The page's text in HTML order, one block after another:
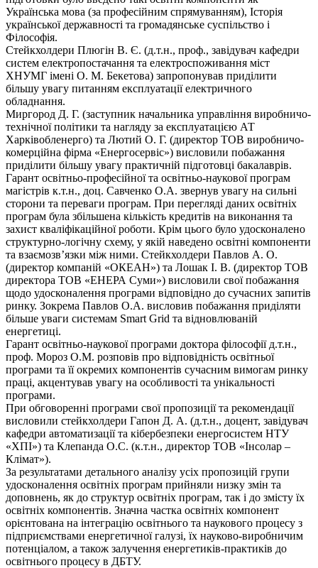
Українська мова (за професійним спрямуванням), Історія
української державності та громадянське суспільство і
Філософія.
Стейкхолдери Плюгін В. Є. (д.т.н., проф., завідувач кафедри
систем електропостачання та електроспоживання міст
ХНУМГ імені О. М. Бекетова) запропонував приділити
більшу увагу питанням експлуатації електричного
обладнання.
Миргород Д. Г. (заступник начальника управління виробничо-
технічної політики та нагляду за експлуатацією АТ
Харківобленерго) та Лютий О. Г. (директор ТОВ виробничо-
комерційна фірма «Енергосервіс») висловили побажання
приділити більшу увагу практичній підготовці бакалаврів.
Гарант освітньо-професійної та освітньо-наукової програм
магістрів к.т.н., доц. Савченко О.А. звернув увагу на сильні
сторони та переваги програм. При перегляді даних освітніх
програм була збільшена кількість кредитів на виконання та
захист кваліфікаційної роботи. Крім цього було удосконалено
структурно-логічну схему, у якій наведено освітні компоненти
та взаємозв’язки між ними. Стейкхолдери Павлов А. О.
(директор компаній «ОКЕАН») та Лошак І. В. (директор ТОВ
директора ТОВ «ЕНЕРА Суми») висловили свої побажання
щодо удосконалення програми відповідно до сучасних запитів
ринку. Зокрема Павлов О.А. висловив побажання приділяти
більше уваги системам Smart Grid та відновлюваній
енергетиці.
Гарант освітньо-наукової програми доктора філософії д.т.н.,
проф. Мороз О.М. розповів про відповідність освітньої
програми та її окремих компонентів сучасним вимогам ринку
праці, акцентував увагу на особливості та унікальності
програми.
При обговоренні програми свої пропозиції та рекомендації
висловили стейкхолдери Гапон Д. А. (д.т.н., доцент, завідувач
кафедри автоматизації та кібербезпеки енергосистем НТУ
«ХПІ») та Клепанда О.С. (к.т.н., директор ТОВ «Інсолар –
Клімат»).
За результатами детального аналізу усіх пропозицій групи
удосконалення освітніх програм прийняли низку змін та
доповнень, як до структур освітніх програм, так і до змісту їх
освітніх компонентів. Значна частка освітніх компонент
орієнтована на інтеграцію освітнього та наукового процесу з
підприємствами енергетичної галузі, їх науково-виробничим
потенціалом, а також залучення енергетиків-практиків до
освітнього процесу в ДБТУ.